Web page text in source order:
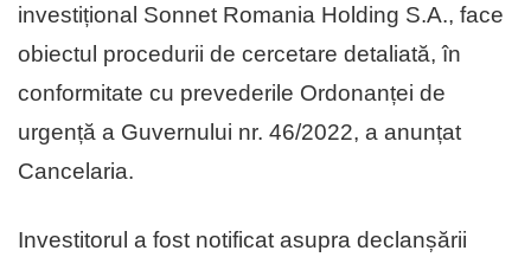
investițional Sonnet Romania Holding S.A., face
obiectul procedurii de cercetare detaliată, în
conformitate cu prevederile Ordonanței de
urgență a Guvernului nr. 46/2022, a anunțat
Cancelaria.
Investitorul a fost notificat asupra declanșării